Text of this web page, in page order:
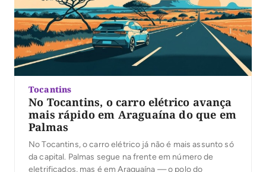
Tocantins
No Tocantins, o carro elétrico avança
mais rápido em Araguaína do que em
Palmas
No Tocantins, o carro elétrico já não é mais assunto só
da capital. Palmas segue na frente em número de
eletrificados, mas é em Araguaína — o polo do